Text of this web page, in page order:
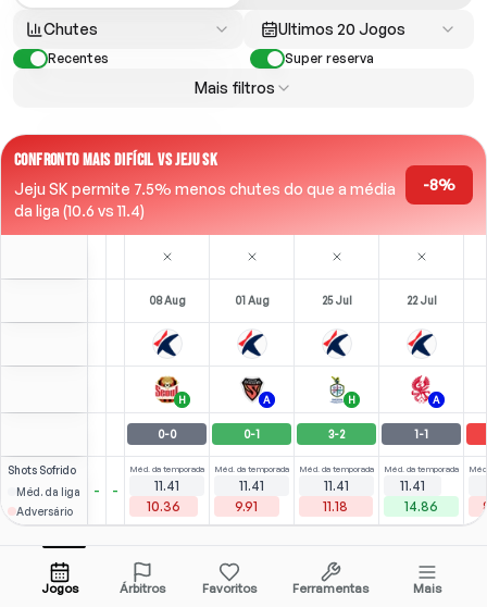
Chutes Ultimos 20 Jogos
Recentes Super reserva
Mais filtros
CONFRONTO MAIS DIFÍCIL VS JEJU SK
Jeju SK permite 7.5% menos chutes do que a média
da liga (10.6 vs 11.4)
-8%
08 Aug 01 Aug 25 Jul 22 Jul
H A H A
0-0 0-1 3-2 1-1
Shots Sofrido
Méd. da liga
Adversário
- -
Méd. da temporada
11.41
10.36
Méd. da temporada
11.41
9.91
Méd. da temporada
11.41
11.18
Méd. da temporada
11.41
14.86
Jogos Árbitros Favoritos Ferramentas Mais